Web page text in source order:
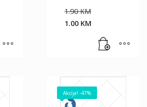
1.90KM
1.90 KM.
1.00 KM
Akcija! -47%